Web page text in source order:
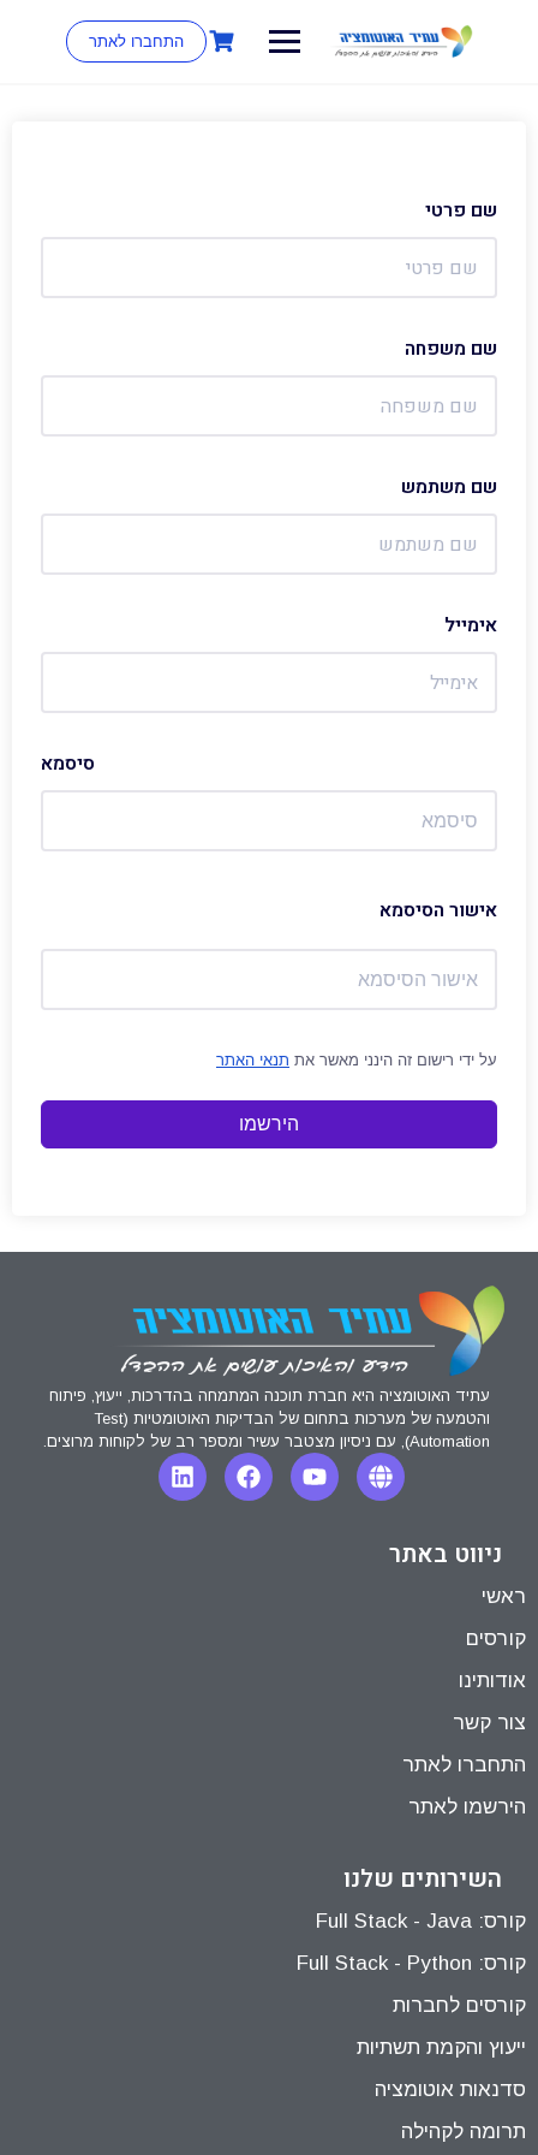
התחברו לאתר
שם פרטי
שם משפחה
שם משתמש
אימייל
סיסמא
אישור הסיסמא
על ידי רישום זה הינני מאשר את תנאי האתר
הירשמו
עתיד האוטומציה היא חברת תוכנה המתמחה בהדרכות, ייעוץ, פיתוח
והטמעה של מערכות בתחום של הבדיקות האוטומטיות (Test
Automation), עם ניסיון מצטבר עשיר ומספר רב של לקוחות מרוצים.
ניווט באתר
ראשי
קורסים
אודותינו
צור קשר
התחברו לאתר
הירשמו לאתר
השירותים שלנו
קורס: Full Stack - Java
קורס: Full Stack - Python
קורסים לחברות
ייעוץ והקמת תשתיות
סדנאות אוטומציה
תרומה לקהילה